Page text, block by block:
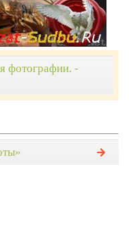
фотографии. -